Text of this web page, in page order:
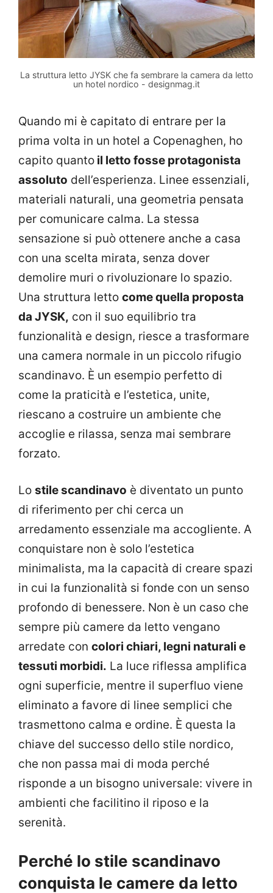
La struttura letto JYSK che fa sembrare la camera da letto
un hotel nordico - designmag.it
Quando mi è capitato di entrare per la
prima volta in un hotel a Copenaghen, ho
capito quanto il letto fosse protagonista
assoluto dell’esperienza. Linee essenziali,
materiali naturali, una geometria pensata
per comunicare calma. La stessa
sensazione si può ottenere anche a casa
con una scelta mirata, senza dover
demolire muri o rivoluzionare lo spazio.
Una struttura letto come quella proposta
da JYSK, con il suo equilibrio tra
funzionalità e design, riesce a trasformare
una camera normale in un piccolo rifugio
scandinavo. È un esempio perfetto di
come la praticità e l’estetica, unite,
riescano a costruire un ambiente che
accoglie e rilassa, senza mai sembrare
forzato.
Lo stile scandinavo è diventato un punto
di riferimento per chi cerca un
arredamento essenziale ma accogliente. A
conquistare non è solo l’estetica
minimalista, ma la capacità di creare spazi
in cui la funzionalità si fonde con un senso
profondo di benessere. Non è un caso che
sempre più camere da letto vengano
arredate con colori chiari, legni naturali e
tessuti morbidi. La luce riflessa amplifica
ogni superficie, mentre il superfluo viene
eliminato a favore di linee semplici che
trasmettono calma e ordine. È questa la
chiave del successo dello stile nordico,
che non passa mai di moda perché
risponde a un bisogno universale: vivere in
ambienti che facilitino il riposo e la
serenità.
Perché lo stile scandinavo
conquista le camere da letto